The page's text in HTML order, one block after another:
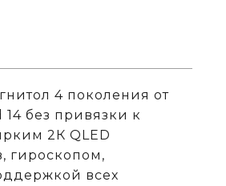
4 поколения от
без привязки к
2К QLED
гироскопом,
всех